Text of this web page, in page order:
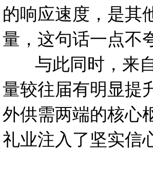
的响应速度，是其
量，这句话一点不
与此同时，来自
量较往届有明显提
外供需两端的核心
礼业注入了坚实信